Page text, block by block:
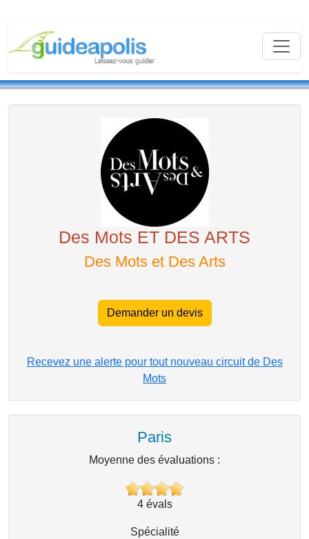
Des Mots ET DES ARTS
Des Mots et Des Arts
Demander un devis
Recevez une alerte pour tout nouveau circuit de Des
Mots
Paris
Moyenne des évaluations :
4évals
Spécialité